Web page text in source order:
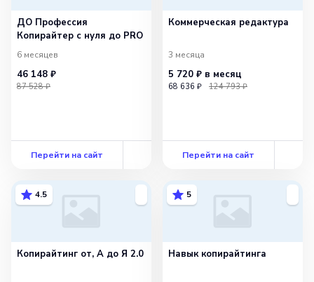
ДО Профессия
Копирайтер с нуля до PRO
6 месяцев
46 148 ₽
87 528 ₽
Перейти на сайт
Коммерческая редактура
3 месяца
5 720 ₽ в месяц
68 636 ₽ 124 793 ₽
Перейти на сайт
4.5
Копирайтинг от, А до Я 2.0
5
Навык копирайтинга